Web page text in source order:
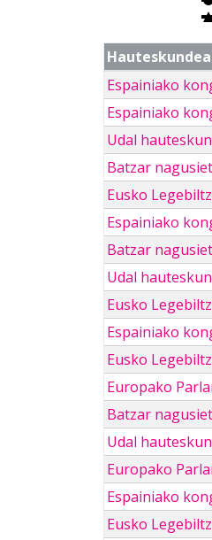
Hauteskundea
Espainiako
Espainiako
Udal
Batzar
Eusko
Espainiako
Batzar
Udal
Eusko
Espainiako
Eusko
Europako
Batzar
Udal
Europako
Espainiako
Eusko